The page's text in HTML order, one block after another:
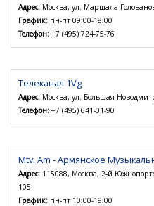
Адрес: Москва, ул. Маршала
График: пн-пт 09:00-18:00
Телефон: +7 (495) 724-75-76
Телеканал 1Vg
Адрес: Москва, ул. Большая
Телефон: +7 (495) 641-01-90
Mtv. Am - Армянское
Адрес: 115088, Москва, 2-й
105
График: пн-пт 10:00-19:00